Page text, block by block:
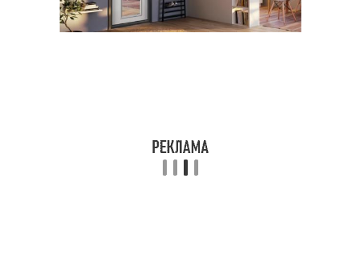
Двери на интерьер
Двери на общую
атмосферу